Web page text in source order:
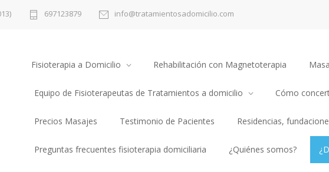
697123879 info@tratamientosadomicilio.com
Fisioterapia a Domicilio Rehabilitación con Magnetoterapia
Equipo de Fisioterapeutas de Tratamientos a domicilio Cómo
Precios Masajes Testimonio de Pacientes Residencias,
Preguntas frecuentes fisioterapia domiciliaria ¿Quiénes somos?